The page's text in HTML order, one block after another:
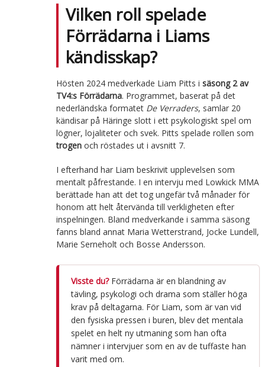
Vilken roll spelade
Förrädarna i Liams
kändisskap?
Hösten 2024 medverkade Liam Pitts i säsong 2 av
TV4:s Förrädarna. Programmet, baserat på det
nederländska formatet De Verraders, samlar 20
kändisar på Häringe slott i ett psykologiskt spel om
lögner, lojaliteter och svek. Pitts spelade rollen som
trogenoch röstades ut i avsnitt 7.
I efterhand har Liam beskrivit upplevelsen som
mentalt påfrestande. I en intervju med Lowkick MMA
berättade han att det tog ungefär två månader för
honom att helt återvända till verkligheten efter
inspelningen. Bland medverkande i samma säsong
fanns bland annat Maria Wetterstrand, Jocke Lundell,
Marie Serneholt och Bosse Andersson.
Visste du?Förrädarna är en blandning av
tävling, psykologi och drama som ställer höga
krav på deltagarna. För Liam, som är van vid
den fysiska pressen i buren, blev det mentala
spelet en helt ny utmaning som han ofta
nämner i intervjuer som en av de tuffaste han
varit med om.